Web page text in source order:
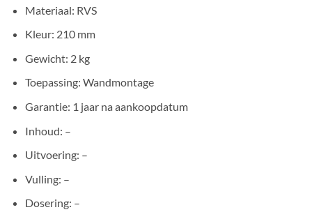
Materiaal: RVS
Kleur: 210 mm
Gewicht: 2 kg
Toepassing: Wandmontage
Garantie: 1 jaar na aankoopdatum
Inhoud: –
Uitvoering: –
Vulling: –
Dosering: –